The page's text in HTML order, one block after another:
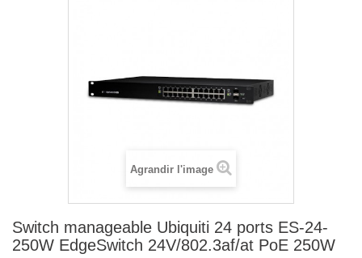
Agrandir l'image
Switch manageable Ubiquiti 24 ports ES-24-
250W EdgeSwitch 24V/802.3af/at PoE 250W